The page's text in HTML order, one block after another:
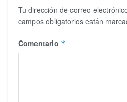
Tu dirección de correo
campos obligatorios están
Comentario *